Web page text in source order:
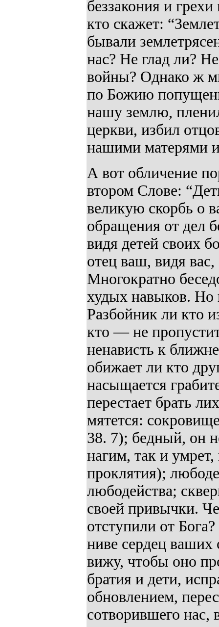
беззакония и
кто скажет:
бывали
нас? Не глад ли?
войны? Однако ж
по Божию
нашу землю,
церкви, избил
нашими матерями
А вот обличение
втором Слове:
великую скорбь о
обращения от дел
видя детей своих
отец ваш, видя
Многократно
худых навыков. Но
Разбойник ли кто
кто — не
ненависть к
обижает ли кто
насыщается
перестает брать
мятется:
38. 7); бедный, он
нагим, так и
проклятия);
любодейства;
своей привычки.
отступили от
ниве сердец ваших
вижу, чтобы оно
братия и дети,
обновлением,
сотворившего